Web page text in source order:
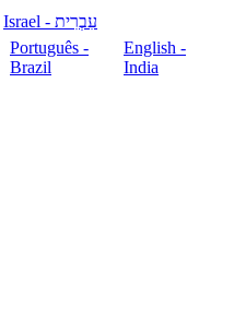
עִבְרִית - Israel
Português -
Brazil
English -
India